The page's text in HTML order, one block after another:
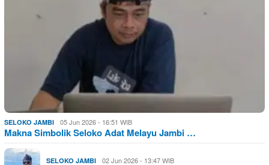
SELOKO JAMBI 05 Jun 2026 - 16:51 WIB
Makna Simbolik Seloko Adat Melayu Jambi …
SELOKO JAMBI 02 Jun 2026 - 13:47 WIB